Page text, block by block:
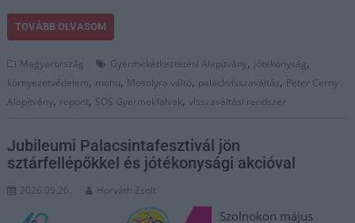
TOVÁBB OLVASOM
Magyarország Gyermekétkeztetési Alapítvány, jótékonyság,
környezetvédelem, mohu, Mosolyra váltó, palackvisszaváltás, Peter Cerny
Alapítvány, repont, SOS Gyermekfalvak,visszaváltási rendszer
Jubileumi Palacsintafesztivál jön
sztárfellépőkkel és jótékonysági akcióval
2026.05.26. Horváth Zsolt
Szolnokon május